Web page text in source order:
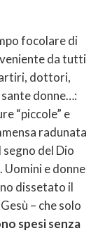
focolare di
da tutti
dottori,
donne…:
“piccole” e
radunata
del Dio
Uomini e donne
dissetato il
– che solo
spesi senza